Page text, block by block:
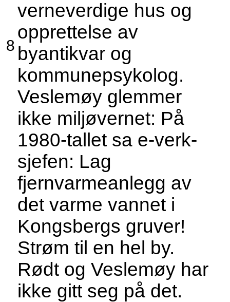
8
verneverdige hus og
opprettelse av
byantikvar og
kommunepsykolog.
Veslemøy glemmer
ikke miljøvernet: På
1980-tallet sa e-verk-
sjefen: Lag
fjernvarmeanlegg av
det varme vannet i
Kongsbergs gruver!
Strøm til en hel by.
Rødt og Veslemøy har
ikke gitt seg på det.